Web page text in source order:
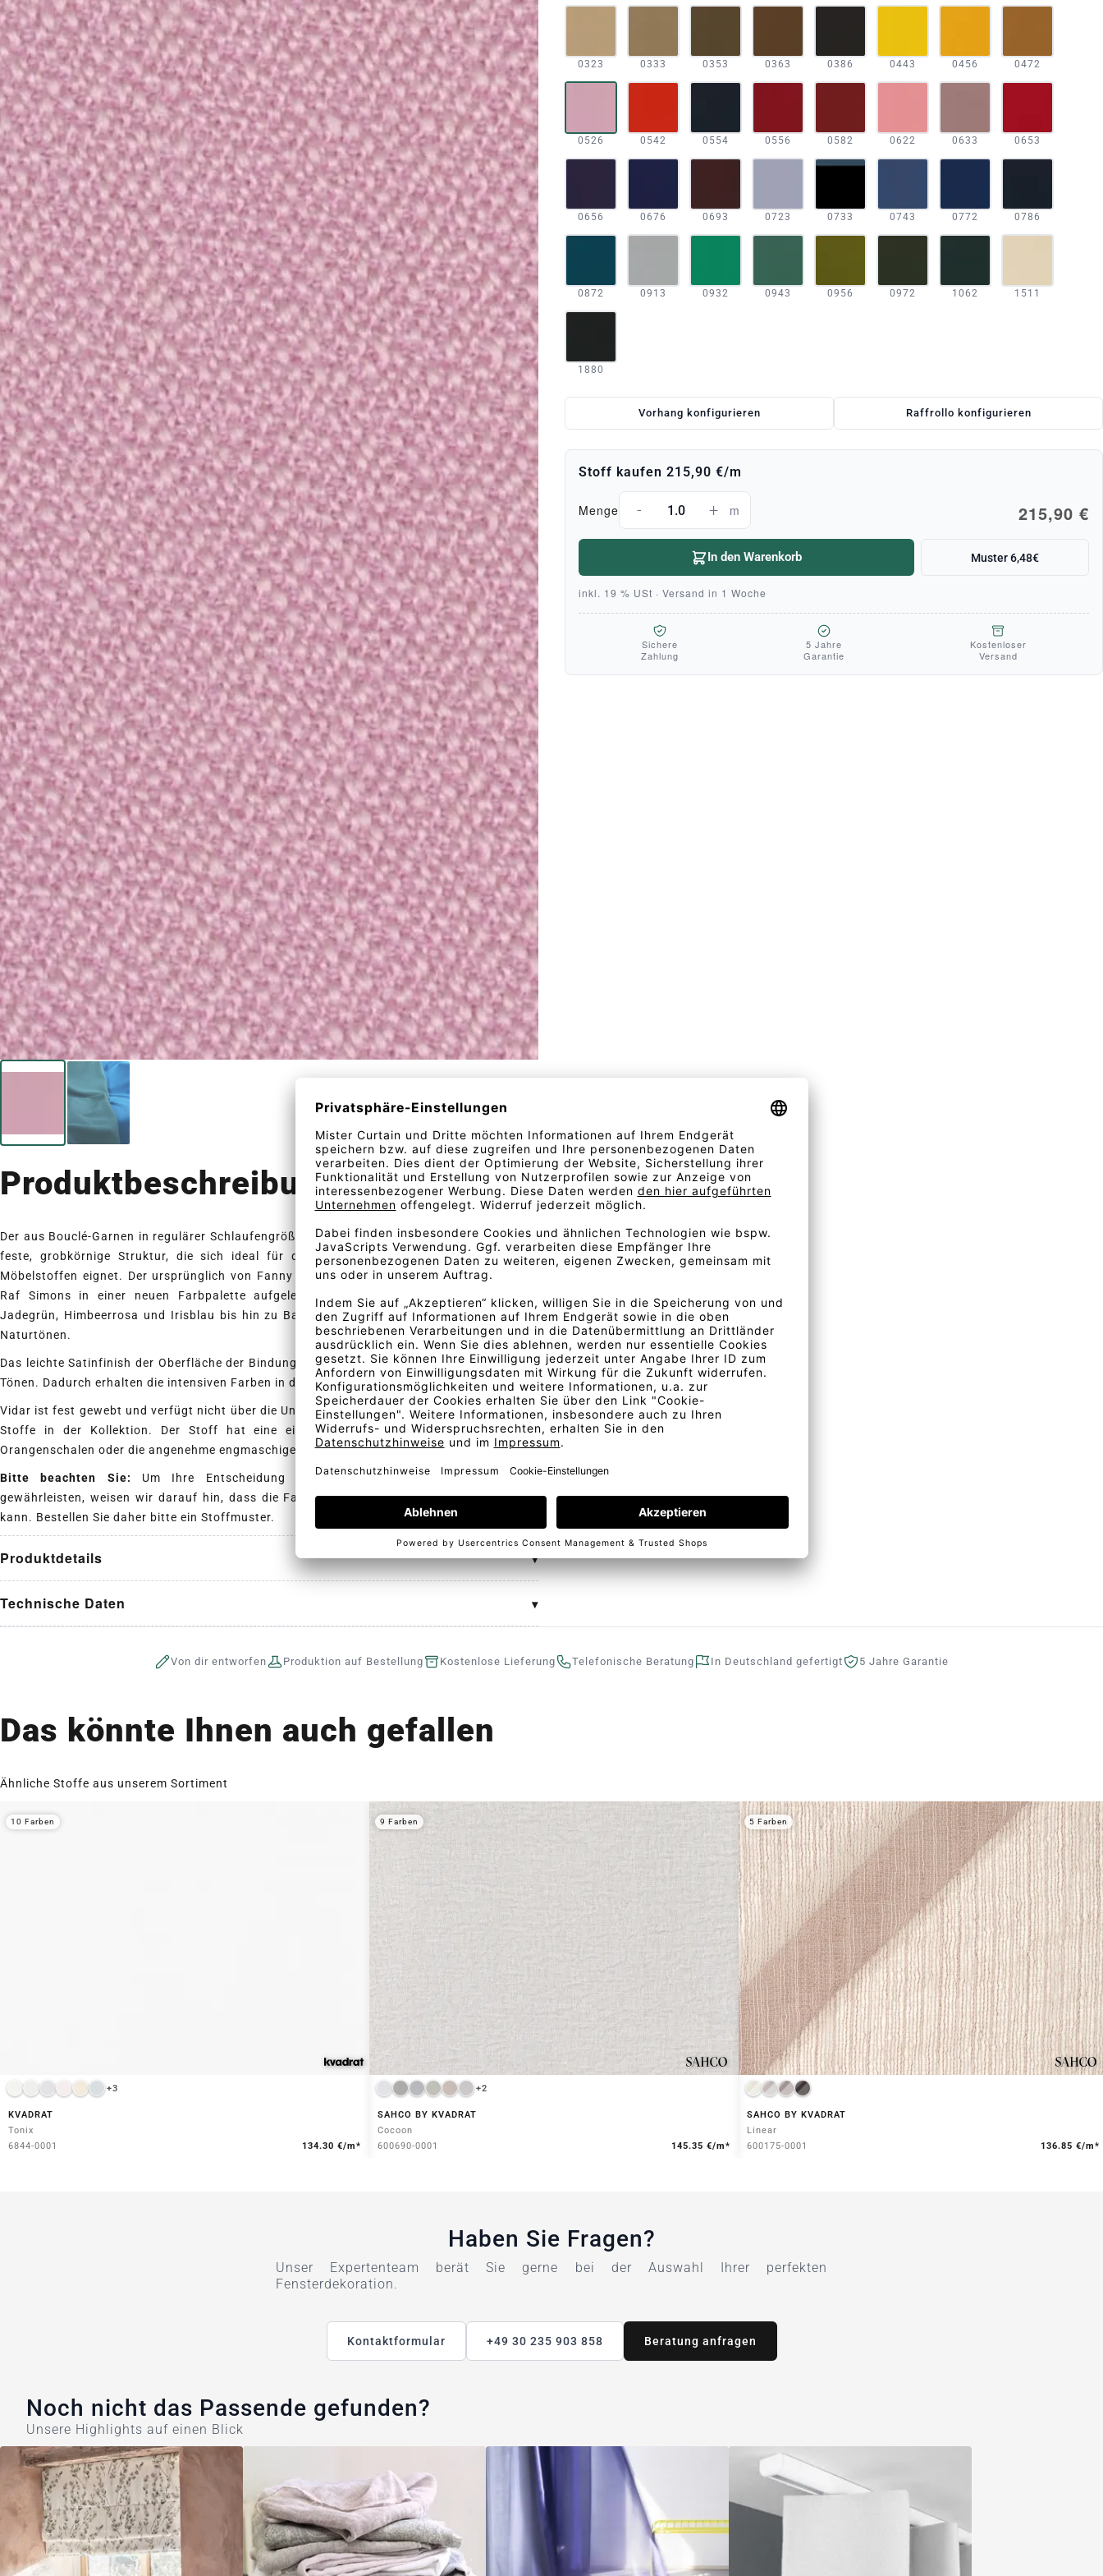
0323 0333 0353 0363 0386 0443 0456 0472
0526 0542 0554 0556 0582 0622 0633 0653
0656 0676 0693 0723 0733 0743 0772 0786
0872 0913 0932 0943 0956 0972 1062 1511
1880
Vorhang konfigurieren Raffrollo konfigurieren
Stoff kaufen 215,90 €/m
Menge - + m 215,90 €
In den Warenkorb Muster 6,48€
inkl. 19 % USt · Versand in 1 Woche
Sichere
Zahlung
5 Jahre
Garantie
Kostenloser
Versand
Produktbeschreibung
Der aus Bouclé-Garnen in regulärer Schlaufengröße gewebte Vidar 4 verfügt über eine tiefe,
feste, grobkörnige Struktur, die sich ideal für die grafische Verwendung von Farbe in
Möbelstoffen eignet. Der ursprünglich von Fanny Aronsen designte Stoff Vidar wurde von
Raf Simons in einer neuen Farbpalette aufgelegt. Die Nuancen reichen von frischem
Jadegrün, Himbeerrosa und Irisblau bis hin zu Backstein- und Erdfarben sowie schlichten
Naturtönen.
Das leichte Satinfinish der Oberfläche der Bindung kontrastiert in der Tiefe mit den dunklen
Tönen. Dadurch erhalten die intensiven Farben in dem Sortiment eine facettenreiche Fülle.
Vidar ist fest gewebt und verfügt nicht über die Unregelmäßigkeiten wie die anderen Bouclé-
Stoffe in der Kollektion. Der Stoff hat eine einladende Struktur, die an Brombeeren,
Orangenschalen oder die angenehme engmaschige Struktur des Lieblingspullovers erinnert.
Bitte beachten Sie:
Um Ihre Entscheidung zu erleichtern und die Farbtreue zu
gewährleisten, weisen wir darauf hin, dass die Farbe des Stoffes auf dem Bild abweichen
kann. Bestellen Sie daher bitte ein Stoffmuster.
Produktdetails
Technische Daten
Von dir entworfen Produktion auf Bestellung Kostenlose Lieferung Telefonische Beratung In Deutschland gefertigt 5 Jahre Garantie
Das könnte Ihnen auch gefallen
Ähnliche Stoffe aus unserem Sortiment
+3
KVADRAT
Tonix
6844-0001
134.30 €/m*
10 Farben
+2
SAHCO BY KVADRAT
Cocoon
600690-0001
145.35 €/m*
9 Farben
SAHCO BY KVADRAT
Linear
600175-0001
136.85 €/m*
5 Farben
Haben Sie Fragen?
Unser Expertenteam berät Sie gerne bei der Auswahl Ihrer perfekten
Fensterdekoration.
Kontaktformular +49 30 235 903 858 Beratung anfragen
Noch nicht das Passende gefunden?
Unsere Highlights auf einen Blick